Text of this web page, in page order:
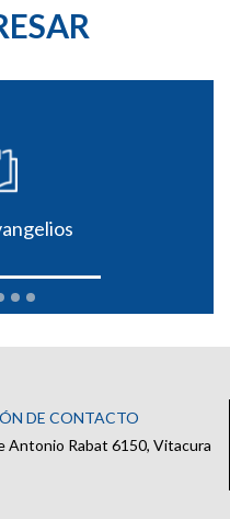
DE CONTACTO
Antonio Rabat 6150, Vitacura